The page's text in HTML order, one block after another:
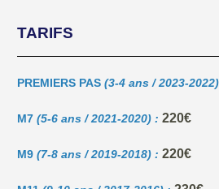
TARIFS
PREMIERS PAS (3-4 ans / 2023-
M7 (5-6 ans / 2021-2020) : 220€
M9 (7-8 ans / 2019-2018) : 220€